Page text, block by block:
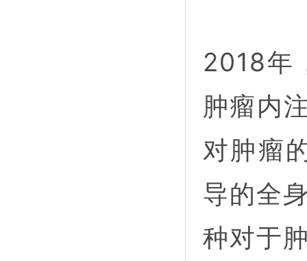
2018年
肿瘤内
对肿瘤
导的全
种对于